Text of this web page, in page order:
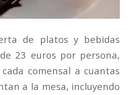
de platos y bebidas
23 euros por persona,
comensal a cuantas
a la mesa, incluyendo